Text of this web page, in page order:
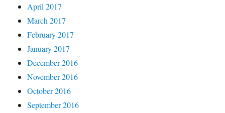
April 2017
March 2017
February 2017
January 2017
December 2016
November 2016
October 2016
September 2016